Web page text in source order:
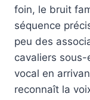
foin, le bruit
séquence
peu des
cavaliers sous-
vocal en
reconnaît la